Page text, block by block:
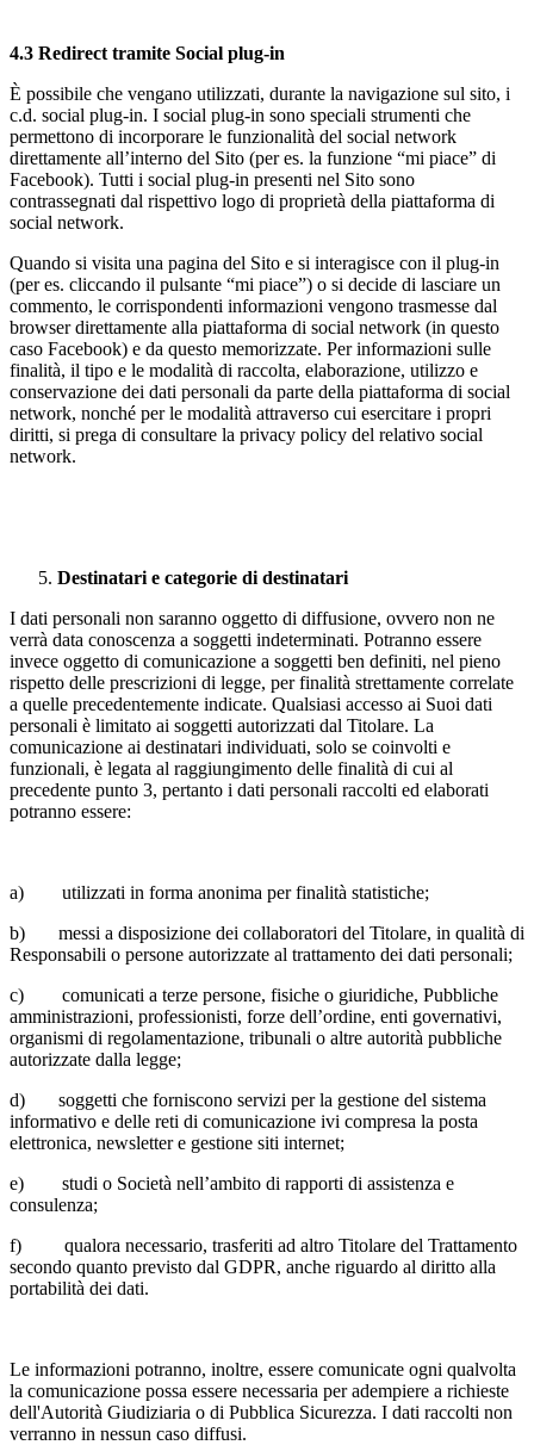
4.3 Redirect tramite Social plug-in
È possibile che vengano utilizzati, durante la navigazione sul sito, i
c.d. social plug-in. I social plug-in sono speciali strumenti che
permettono di incorporare le funzionalità del social network
direttamente all’interno del Sito (per es. la funzione “mi piace” di
Facebook). Tutti i social plug-in presenti nel Sito sono
contrassegnati dal rispettivo logo di proprietà della piattaforma di
social network.
Quando si visita una pagina del Sito e si interagisce con il plug-in
(per es. cliccando il pulsante “mi piace”) o si decide di lasciare un
commento, le corrispondenti informazioni vengono trasmesse dal
browser direttamente alla piattaforma di social network (in questo
caso Facebook) e da questo memorizzate. Per informazioni sulle
finalità, il tipo e le modalità di raccolta, elaborazione, utilizzo e
conservazione dei dati personali da parte della piattaforma di social
network, nonché per le modalità attraverso cui esercitare i propri
diritti, si prega di consultare la privacy policy del relativo social
network.
Destinatari e categorie di destinatari
I dati personali non saranno oggetto di diffusione, ovvero non ne
verrà data conoscenza a soggetti indeterminati. Potranno essere
invece oggetto di comunicazione a soggetti ben definiti, nel pieno
rispetto delle prescrizioni di legge, per finalità strettamente correlate
a quelle precedentemente indicate. Qualsiasi accesso ai Suoi dati
personali è limitato ai soggetti autorizzati dal Titolare. La
comunicazione ai destinatari individuati, solo se coinvolti e
funzionali, è legata al raggiungimento delle finalità di cui al
precedente punto 3, pertanto i dati personali raccolti ed elaborati
potranno essere:
a) utilizzati in forma anonima per finalità statistiche;
b) messi a disposizione dei collaboratori del Titolare, in qualità di
Responsabili o persone autorizzate al trattamento dei dati personali;
c) comunicati a terze persone, fisiche o giuridiche, Pubbliche
amministrazioni, professionisti, forze dell’ordine, enti governativi,
organismi di regolamentazione, tribunali o altre autorità pubbliche
autorizzate dalla legge;
d) soggetti che forniscono servizi per la gestione del sistema
informativo e delle reti di comunicazione ivi compresa la posta
elettronica, newsletter e gestione siti internet;
e) studi o Società nell’ambito di rapporti di assistenza e
consulenza;
f) qualora necessario, trasferiti ad altro Titolare del Trattamento
secondo quanto previsto dal GDPR, anche riguardo al diritto alla
portabilità dei dati.
Le informazioni potranno, inoltre, essere comunicate ogni qualvolta
la comunicazione possa essere necessaria per adempiere a richieste
dell'Autorità Giudiziaria o di Pubblica Sicurezza. I dati raccolti non
verranno in nessun caso diffusi.